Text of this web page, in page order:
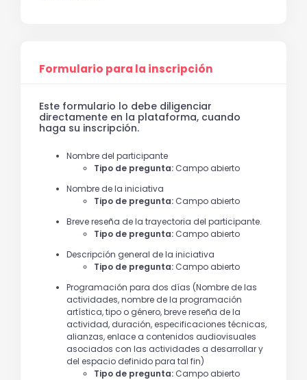
Formulario para la inscripción
Este formulario lo debe diligenciar
directamente en la plataforma, cuando
haga su inscripción.
Nombre del participante
Tipo de pregunta: Campo abierto
Nombre de la iniciativa
Tipo de pregunta: Campo abierto
Breve reseña de la trayectoria del participante.
Tipo de pregunta: Campo abierto
Descripción general de la iniciativa
Tipo de pregunta: Campo abierto
Programación para dos días (Nombre de las
actividades, nombre de la programación
artística, tipo o género, breve reseña de la
actividad, duración, especificaciones técnicas,
alianzas, enlace a contenidos audiovisuales
asociados con las actividades a desarrollar y
del espacio definido para tal fin)
Tipo de pregunta: Campo abierto